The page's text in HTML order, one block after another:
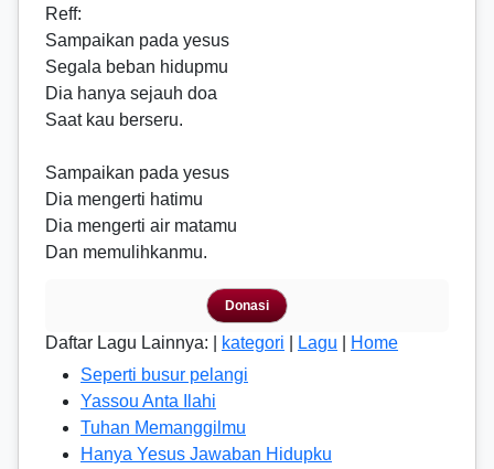
Reff:
Sampaikan pada yesus
Segala beban hidupmu
Dia hanya sejauh doa
Saat kau berseru.
Sampaikan pada yesus
Dia mengerti hatimu
Dia mengerti air matamu
Dan memulihkanmu.
Donasi
Daftar Lagu Lainnya: | kategori Lagu
Home
Seperti busur pelangi
Yassou Anta Ilahi
Tuhan Memanggilmu
Hanya Yesus Jawaban Hidupku